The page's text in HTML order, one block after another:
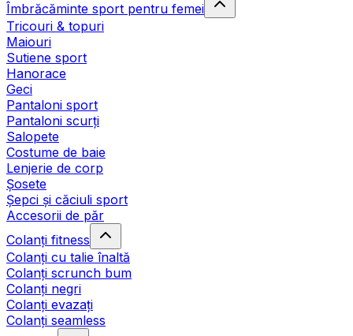
Îmbrăcăminte sport pentru femei
Tricouri & topuri
Maiouri
Sutiene sport
Hanorace
Geci
Pantaloni sport
Pantaloni scurți
Salopete
Costume de baie
Lenjerie de corp
Șosete
Șepci și căciuli sport
Accesorii de păr
Colanți fitness
Colanți cu talie înaltă
Colanți scrunch bum
Colanți negri
Colanți evazați
Colanți seamless